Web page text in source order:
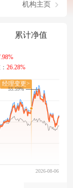
机构主页
累计净值
26.28%
55.59%